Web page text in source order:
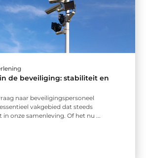
de beveiliging: stabiliteit en
naar beveiligingspersoneel
vakgebied dat steeds
onze samenleving. Of het nu ...